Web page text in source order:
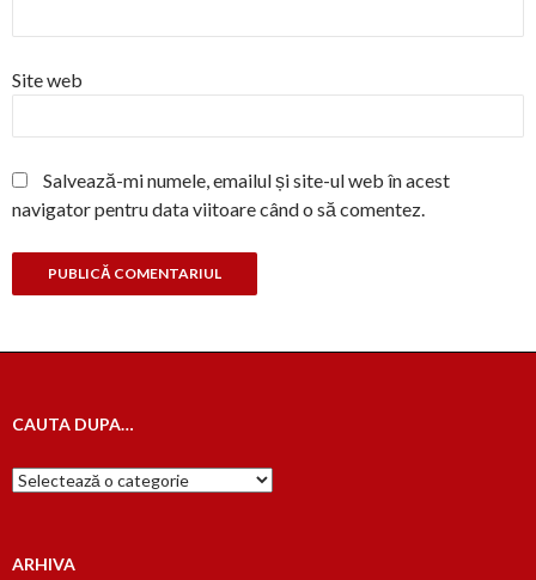
Site web
Salvează-mi numele, emailul și site-ul web în acest
navigator pentru data viitoare când o să comentez.
CAUTA DUPA…
Cauta
dupa…
ARHIVA